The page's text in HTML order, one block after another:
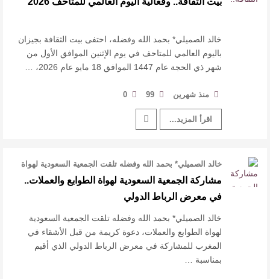
القيمة الأدبية بين استحقاق النص وسلطة الجائزة
​ اللون الأحمر وشاح سردية الأدب وسر رمزية
النصوص
آليات البناء الاستهلالي في رواية : ( على كف رتويت )
للدكتورة زينب الخضيري
خالد الصميلي* بحمد الله وفضله، احتفى بيت الثقافة بجيزان
باليوم العالمي للمتاحف في يوم الإثنين الموافق الأول من
شهر ذي الحجة عام 1447 الموافق 18 مايو عام 2026، …
منذ شهرين 99
0
اقرأ المزيد...
خالد الصميلي* بحمد الله وفضله تلقت الجمعية السعودية لهواة
الطوابع والعملات، دعوة …
مشاركة الجمعية السعودية لهواة الطوابع والعملات..
في معرض الرباط الدولي
خالد الصميلي* بحمد الله وفضله تلقت الجمعية السعودية
لهواة الطوابع والعملات، دعوة كريمة من قبل الأشقاء في
المغرب للمشاركة في معرض الرباط الدولي الذي أقيم
بمناسبة …